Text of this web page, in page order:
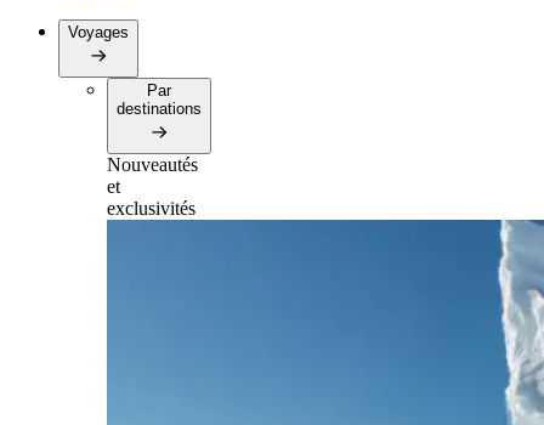
Voyages
Par
destinations
Nouveautés
et
exclusivités